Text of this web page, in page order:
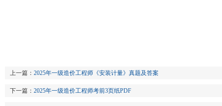
上一篇： 2025年一级造价工程师《安装计量》真题及答案
下一篇： 2025年一级造价工程师考前3页纸PDF